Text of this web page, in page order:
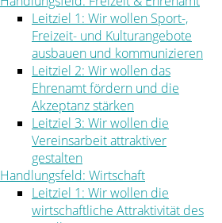
Leitziel 1: Wir wollen Sport-,
Freizeit- und Kulturangebote
ausbauen und kommunizieren
Leitziel 2: Wir wollen das
Ehrenamt fördern und die
Akzeptanz stärken
Leitziel 3: Wir wollen die
Vereinsarbeit attraktiver
gestalten
Handlungsfeld: Wirtschaft
Leitziel 1: Wir wollen die
wirtschaftliche Attraktivität des